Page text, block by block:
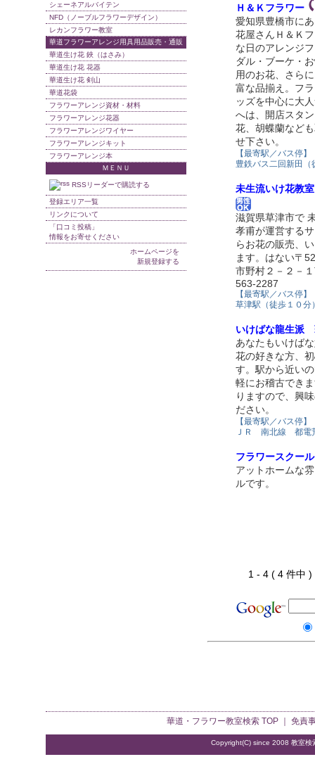
Ｈ＆Ｋフラワー
愛知県豊橋市に
花屋さんＨ＆Ｋ
な日のアレンジ
ダル・ブーケ・
用のお花、さら
富な品揃え。フ
ッズを中心に大
へは、開店スタ
花、胡蝶蘭など
せ下さい。
【最寄駅／バス停】
豊鉄バス二回新田（
未生流いけ花教
滋賀県草津市で
孝甫が運営する
らお花の販売、
ます。はない〒
市野村２－２－
563-2287
【最寄駅／バス停】
草津駅（徒歩１０
いけばな龍生派
あなたもいけば
花の好きな方、
す。駅から近い
軽にお稽古でき
りますので、興
ださい。
【最寄駅／バス停】
ＪＲ 南北線 都電
フラワースクー
アットホームな
ルです。
1 - 4 ( 4 件
シェーネアルバイテン
NFD（ノーブルフラワーデザイン）
レカンフラワー教室
華道フラワーアレンジ用具用品販売・通販
華道生け花 鋏（はさみ）
華道生け花 花器
華道生け花 剣山
華道花袋
フラワーアレンジ資材・材料
フラワーアレンジ花器
フラワーアレンジワイヤー
フラワーアレンジキット
フラワーアレンジ本
ＭＥＮＵ
RSSリーダーで購読する
登録エリア一覧
リンクについて
「口コミ投稿」
情報をお寄せください
ホームページを
新規登録する
華道・フラワー教室検索TOP ｜ 免責
Copyright(C) since 2008 教室検